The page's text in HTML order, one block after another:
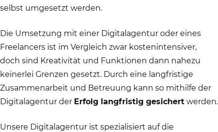
selbst umgesetzt werden.
Die Umsetzung mit einer Digitalagentur oder eines
Freelancers ist im Vergleich zwar kostenintensiver,
doch sind Kreativität und Funktionen dann nahezu
keinerlei Grenzen gesetzt. Durch eine langfristige
Zusammenarbeit und Betreuung kann so mithilfe der
Digitalagentur der Erfolg langfristig gesichert werden.
Unsere Digitalagentur ist spezialisiert auf die